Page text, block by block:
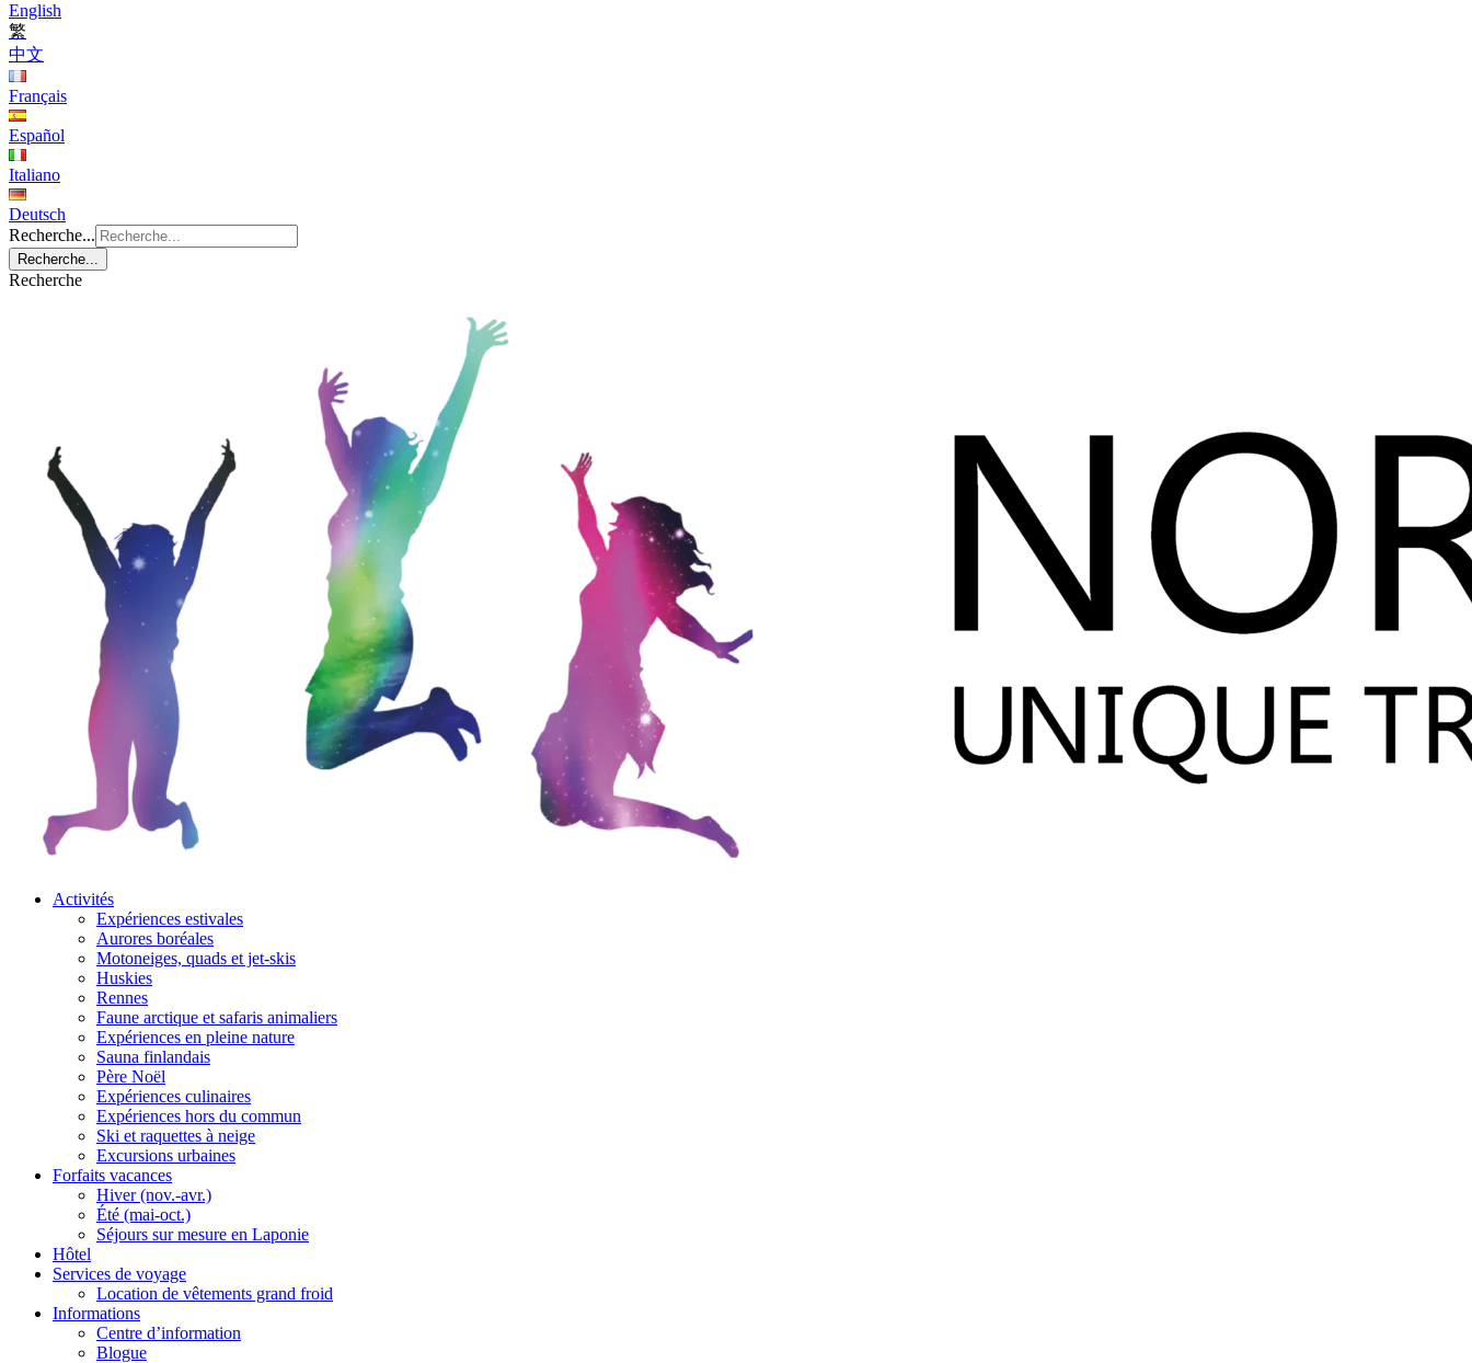
English
繁
中文
Français
Español
Italiano
Deutsch
Recherche...
Recherche...
Recherche
Activités
Expériences estivales
Aurores boréales
Motoneiges, quads et jet-skis
Huskies
Rennes
Faune arctique et safaris animaliers
Expériences en pleine nature
Sauna finlandais
Père Noël
Expériences culinaires
Expériences hors du commun
Ski et raquettes à neige
Excursions urbaines
Forfaits vacances
Hiver (nov.-avr.)
Été (mai-oct.)
Séjours sur mesure en Laponie
Hôtel
Services de voyage
Location de vêtements grand froid
Informations
Centre d’information
Blogue